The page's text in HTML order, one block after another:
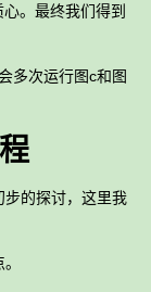
。最终我们得到
次运行图c和图
的探讨，这里我